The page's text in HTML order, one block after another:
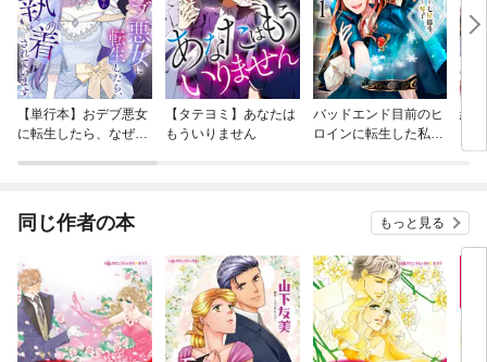
【単行本】おデブ悪女
に転生したら、なぜか
【タテヨミ】あなたは
もういりません
バッドエンド目前のヒ
ロインに転生した私、
結
同じ作者の本 もっと見る